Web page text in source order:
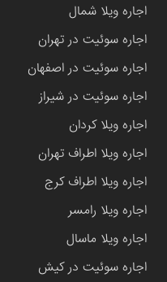
اجاره ویلا شمال
اجاره سوئیت در تهران
اجاره سوئیت در اصفهان
اجاره سوئیت در شیراز
اجاره ویلا کردان
اجاره ویلا اطراف تهران
اجاره ویلا اطراف کرج
اجاره ویلا رامسر
اجاره ویلا ماسال
اجاره سوئیت در کیش